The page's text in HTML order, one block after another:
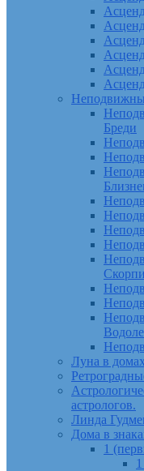
Бреди
Луна в
астрологов.
Линда
Дома в
1